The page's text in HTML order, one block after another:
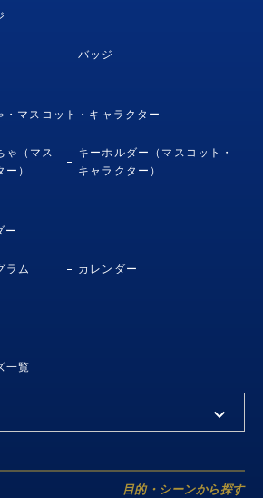
バッジ
マスコット・キャラクター
ゃ（マス
）
キーホルダー（マスコット・
キャラクター）
ー
ラム カレンダー
一覧
目的・シーンから探す